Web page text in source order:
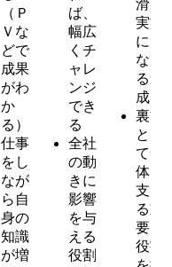
（Ｐ
Ｖな
どで
成果
がわ
か
る）
仕事
をし
なが
ら自
身の
知識
が増
ば、
幅広
くチ
ャレ
ンジ
でき
る
全社
の動
きに
影響
を与
える
役割
滑な
実施
につ
なが
る達
成感
裏方
とし
て全
体を
支え
る重
要な
役割